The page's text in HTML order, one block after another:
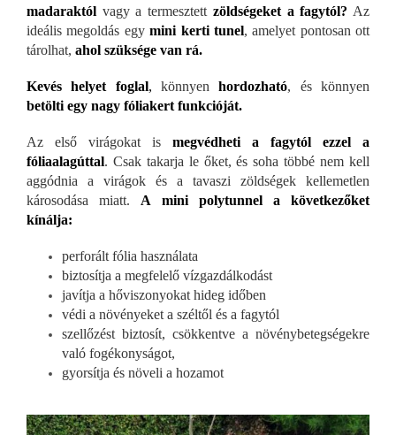
madaraktól vagy a termesztett zöldségeket a fagytól? Az
ideális megoldás egymini kerti tunel, amelyet pontosan ott
tárolhat, ahol szüksége van rá.
Kevés helyet foglal, könnyen hordozható, és könnyen
betölti egy nagy fóliakert funkcióját.
Az első virágokat is megvédheti a fagytól ezzel a
fóliaalagúttal. Csak takarja le őket, és soha többé nem kell
aggódnia a virágok és a tavaszi zöldségek kellemetlen
károsodása miatt. A mini polytunnel a következőket
kínálja:
perforált fólia használata
biztosítja a megfelelő vízgazdálkodást
javítja a hőviszonyokat hideg időben
védi a növényeket a széltől és a fagytól
szellőzést biztosít, csökkentve a növénybetegségekre
való fogékonyságot,
gyorsítja és növeli a hozamot